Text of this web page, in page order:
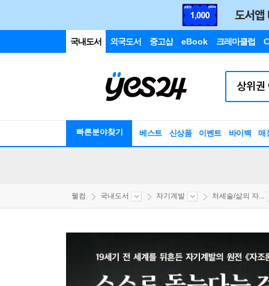
국내도서 외국도서 중고샵 eBook 크레마클럽
빠른분야찾기 베스트 신상품 이벤트 바이백 매
웰컴 국내도서 자기계발 처세술/삶의 자...